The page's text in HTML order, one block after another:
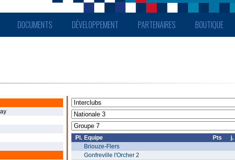
DOCUMENTS DÉVELOPPEMENT PARTENAIRES BOUTIQUE
Pl. Equipe Pts j.
Briouze-Flers
Gonfreville l'Orcher 2